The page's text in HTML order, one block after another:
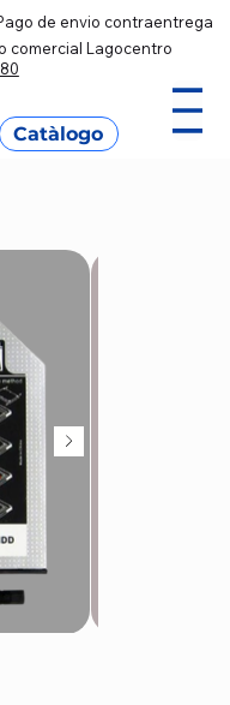
de envio contraentrega
comercial Lagocentro
Catàlogo